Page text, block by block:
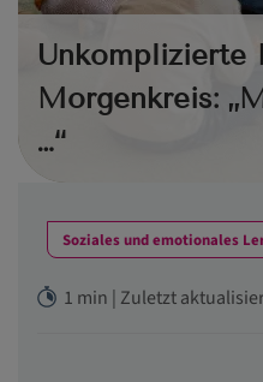
Unkomplizierte
Morgenkreis:
…“
Soziales und emotionales
1 min | Zuletzt